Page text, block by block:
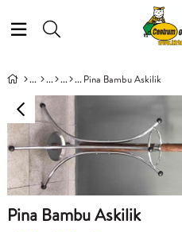
Pina Bambu Askilik
Pina Bambu Askilik